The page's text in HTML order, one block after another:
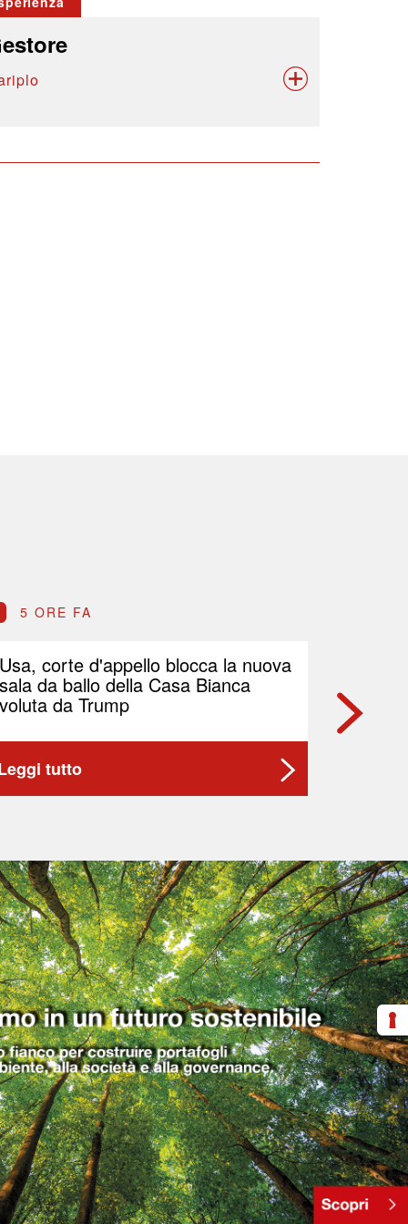
5 ORE FA
Usa, corte d'appello blocca la nuova
sala da ballo della Casa Bianca
voluta da Trump
tutto